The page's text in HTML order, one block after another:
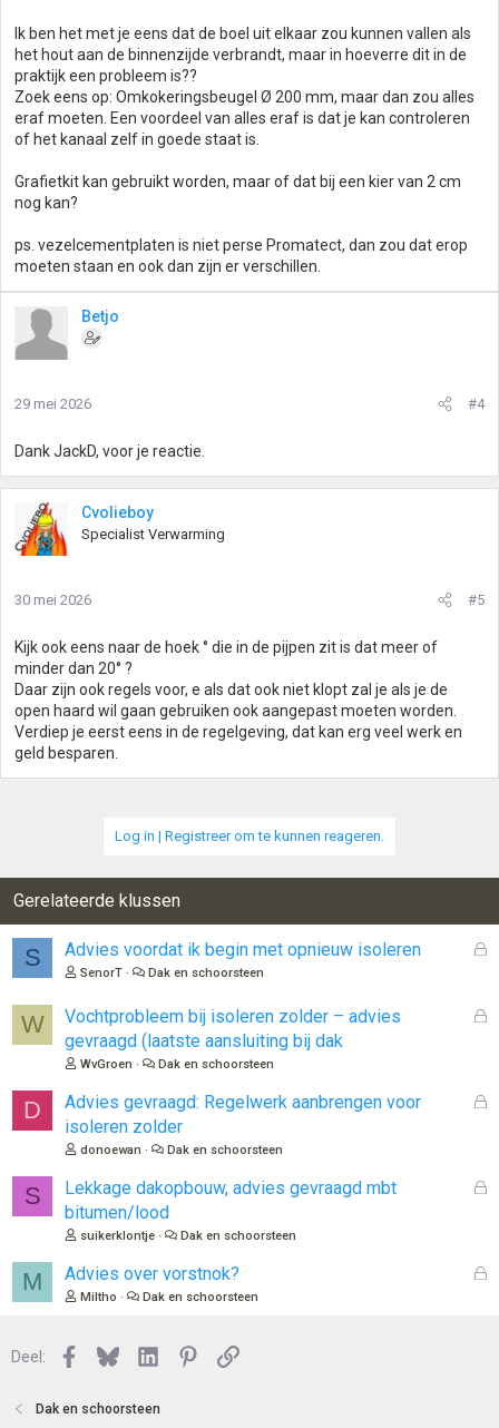
Ik ben het met je eens dat de boel uit elkaar zou kunnen vallen als
het hout aan de binnenzijde verbrandt, maar in hoeverre dit in de
praktijk een probleem is??
Zoek eens op: Omkokeringsbeugel Ø 200 mm, maar dan zou alles
eraf moeten. Een voordeel van alles eraf is dat je kan controleren
of het kanaal zelf in goede staat is.
Grafietkit kan gebruikt worden, maar of dat bij een kier van 2 cm
nog kan?
ps. vezelcementplaten is niet perse Promatect, dan zou dat erop
moeten staan en ook dan zijn er verschillen.
Betjo
29 mei 2026 #4
Dank JackD, voor je reactie.
Cvolieboy
Specialist Verwarming
30 mei 2026 #5
Kijk ook eens naar de hoek ° die in de pijpen zit is dat meer of
minder dan 20° ?
Daar zijn ook regels voor, e als dat ook niet klopt zal je als je de
open haard wil gaan gebruiken ook aangepast moeten worden.
Verdiep je eerst eens in de regelgeving, dat kan erg veel werk en
geld besparen.
Log in | Registreer om te kunnen reageren.
Gerelateerde klussen
S
G
Advies voordat ik begin met opnieuw isoleren
SenorT Dak en schoorsteen
W
G
o
Vochtprobleem bij isoleren zolder – advies
gevraagd (laatste aansluiting bij dak
WvGroen Dak en schoorsteen
D
G
o
Advies gevraagd: Regelwerk aanbrengen voor
isoleren zolder
donoewan Dak en schoorsteen
S
G
o
Lekkage dakopbouw, advies gevraagd mbt
bitumen/lood
suikerklontje Dak en schoorsteen
M
G
Advies over vorstnok?
Miltho Dak en schoorsteen
Deel: Facebook
BlueskyLinkedInPinterest
Link
Dak en schoorsteen